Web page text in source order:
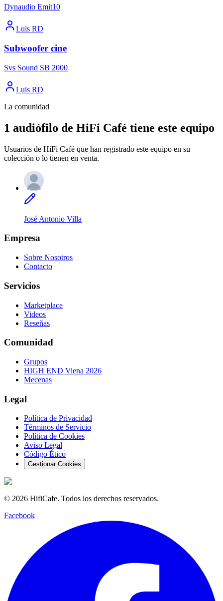
Dynaudio Emit10
Luis RD
Subwoofer cine
Svs Sound SB 2000
Luis RD
La comunidad
1 audiófilo de HiFi Café tiene este equipo
Usuarios de HiFi Café que han registrado este equipo en su
colección o lo tienen en venta.
José Antonio Villa
Empresa
Sobre Nosotros
Contacto
Servicios
Marketplace
Videos
Reseñas
Comunidad
Grupos
HIGH END Viena 2026
Mecenas
Legal
Política de Privacidad
Términos de Servicio
Política de Cookies
Aviso Legal
Código Ético
Gestionar Cookies
© 2026 HifiCafe. Todos los derechos reservados.
Facebook